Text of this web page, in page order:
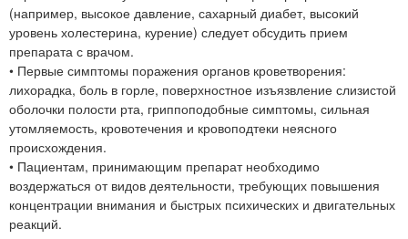
(например, высокое давление, сахарный диабет, высокий
уровень холестерина, курение) следует обсудить прием
препарата с врачом.
• Первые симптомы поражения органов кроветворения:
лихорадка, боль в горле, поверхностное изъязвление слизистой
оболочки полости рта, гриппоподобные симптомы, сильная
утомляемость, кровотечения и кровоподтеки неясного
происхождения.
• Пациентам, принимающим препарат необходимо
воздержаться от видов деятельности, требующих повышения
концентрации внимания и быстрых психических и двигательных
реакций.